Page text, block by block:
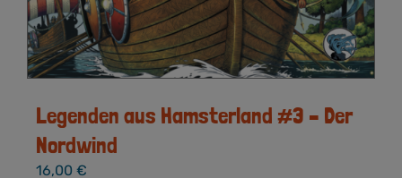
Legenden aus Hamsterland #3 – Der
Nordwind
16,00 €